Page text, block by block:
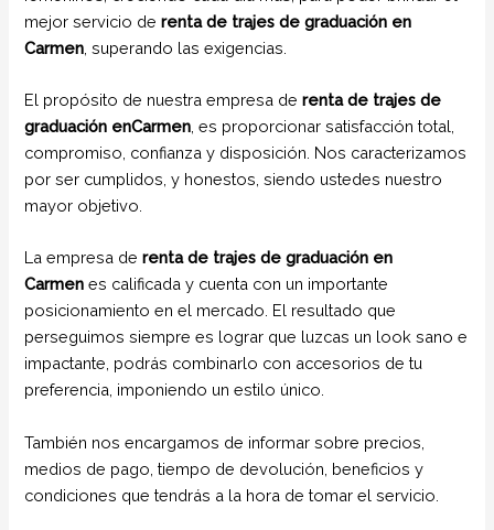
mejor servicio derenta de trajes de graduación en
Carmen , superando las exigencias.
El propósito de nuestra empresa derenta de trajes de
graduación enCarmen , es proporcionar satisfacción total,
compromiso, confianza y disposición. Nos caracterizamos
por ser cumplidos, y honestos, siendo ustedes nuestro
mayor objetivo.
La empresa derenta de trajes de graduación en
Carmen es calificada y cuenta con un importante
posicionamiento en el mercado. El resultado que
perseguimos siempre es lograr que luzcas un look sano e
impactante, podrás combinarlo con accesorios de tu
preferencia, imponiendo un estilo único.
También nos encargamos de informar sobre precios,
medios de pago, tiempo de devolución, beneficios y
condiciones que tendrás a la hora de tomar el servicio.